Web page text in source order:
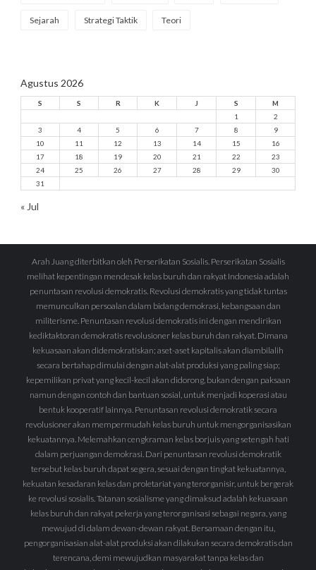
Sejarah Strategi Taktik Teori
Agustus 2026
S S R K J S
M
1
2
3
4 5 6 7 8
9
10
11 12 13 14 15
16
17
18 19 20 21 22
23
24
25 26 27 28 29
30
31
« Jul
Arah Juang diterbitkan oleh Perserikatan Sosialis. Perserikatan Sosialis
melihat kepentingan mendesak kelas buruh dan rakyat Indonesia adalah
penuntasan revolusi demokratis. Revolusi demokratis yang tidak tuntas
memunculkan persoalan dalam bidang demokrasi, kebangsaan dan
militerisme. Penuntasan revolusi demokratis ini dengan mendirikan
kediktaktoran demokratis revolusioner kelas buruh dan rakyat. Dimana
kekuasaan akan didemokratiskan; aset-aset kapitalis akan diambilalih
secara bertahap dimulai dengan alat-alat produksi yang paling siap;
kepemilikan privat yang kecil-kecil akan didorong, bukan dengan paksaan
namun dengan contoh dan bantuan sosial, untuk menjadi koperasi atau
bentuk kooperatif lainnya. Penuntasan revolusi demokratik secara
revolusioner akan mempermudah kelas buruh untuk mengorganisasikan
kekuatannya. Melemahkan cengkraman kelas borjuis yang setengah hati
dalam perjuangan demokrasi. Dari penuntasan revolusi demokratik
tersebut kelas buruh dapat segera, sesuai dengan tingkat kekuatannya,
kekuatan kesadaran kelas dan proletariat yang terorganisir, untuk bergerak
ke revolusi sosialis. Tatanan sosialisme yang dimaksud adalah kekuasaan
kelas buruh dan rakyat pekerja yang terorganisasi sebagai negara, yang
mewujud di dalam dewan-dewan rakyat. Bersamaan dengan itu,
pengorganisasian alat-alat produksi akan dilakukan secara demokratis dan
terencana, demi mewujudkan masyarakat tanpa kelas dan